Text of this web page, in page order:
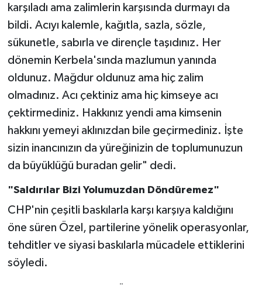
karşıladı ama zalimlerin karşısında durmayı da
bildi. Acıyı kalemle, kağıtla, sazla, sözle,
sükunetle, sabırla ve dirençle taşıdınız. Her
dönemin Kerbela'sında mazlumun yanında
oldunuz. Mağdur oldunuz ama hiç zalim
olmadınız. Acı çektiniz ama hiç kimseye acı
çektirmediniz. Hakkınız yendi ama kimsenin
hakkını yemeyi aklınızdan bile geçirmediniz. İşte
sizin inancınızın da yüreğinizin de toplumunuzun
da büyüklüğü buradan gelir" dedi.
"Saldırılar Bizi Yolumuzdan Döndüremez"
CHP'nin çeşitli baskılarla karşı karşıya kaldığını
öne süren Özel, partilerine yönelik operasyonlar,
tehditler ve siyasi baskılarla mücadele ettiklerini
söyledi.